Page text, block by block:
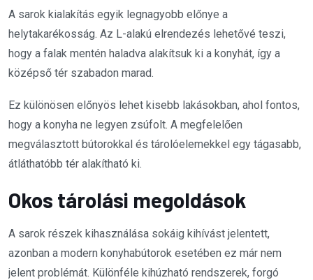
A sarok kialakítás egyik legnagyobb előnye a
helytakarékosság. Az L-alakú elrendezés lehetővé teszi,
hogy a falak mentén haladva alakítsuk ki a konyhát, így a
középső tér szabadon marad.
Ez különösen előnyös lehet kisebb lakásokban, ahol fontos,
hogy a konyha ne legyen zsúfolt. A megfelelően
megválasztott bútorokkal és tárolóelemekkel egy tágasabb,
átláthatóbb tér alakítható ki.
Okos tárolási megoldások
A sarok részek kihasználása sokáig kihívást jelentett,
azonban a modern konyhabútorok esetében ez már nem
jelent problémát. Különféle kihúzható rendszerek, forgó